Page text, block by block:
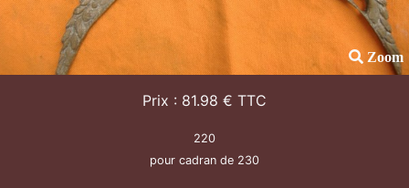
Zoom
Prix : 81.98 € TTC
220
pour cadran de 230